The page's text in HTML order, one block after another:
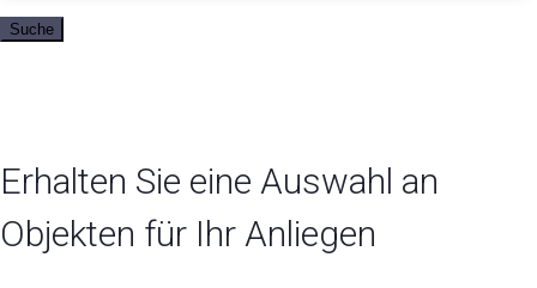
Suche
Erhalten Sie eine Auswahl an
Objekten für Ihr Anliegen